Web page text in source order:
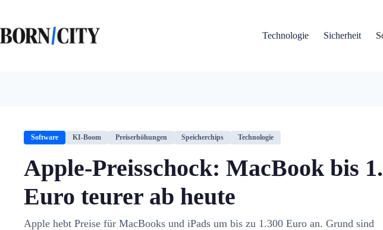
springen
Technologie
Sicherheit
Software KI-Boom Preiserhöhungen Speicherchips Technologie
Apple-Preisschock: MacBook bis
Euro teurer ab heute
Apple hebt Preise für MacBooks und iPads um bis zu 1.300 Euro an. Grund sind